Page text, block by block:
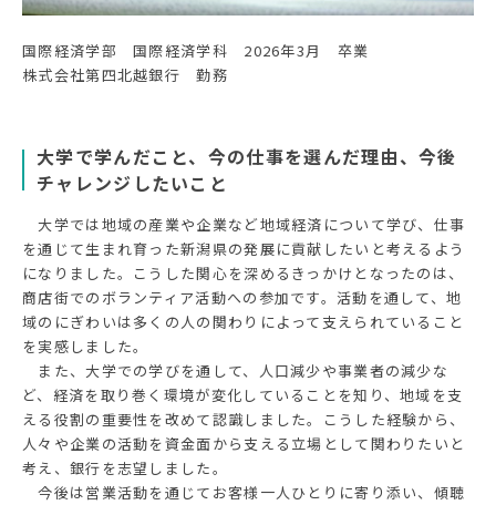
国際経済学部 国際経済学科 2026年3月 卒業
株式会社第四北越銀行 勤務
大学で学んだこと、今の仕事を選んだ理由、今後
チャレンジしたいこと
大学では地域の産業や企業など地域経済について学び、仕事
を通じて生まれ育った新潟県の発展に貢献したいと考えるよう
になりました。こうした関心を深めるきっかけとなったのは、
商店街でのボランティア活動への参加です。活動を通して、地
域のにぎわいは多くの人の関わりによって支えられていること
を実感しました。
また、大学での学びを通して、人口減少や事業者の減少な
ど、経済を取り巻く環境が変化していることを知り、地域を支
える役割の重要性を改めて認識しました。こうした経験から、
人々や企業の活動を資金面から支える立場として関わりたいと
考え、銀行を志望しました。
今後は営業活動を通じてお客様一人ひとりに寄り添い、傾聴